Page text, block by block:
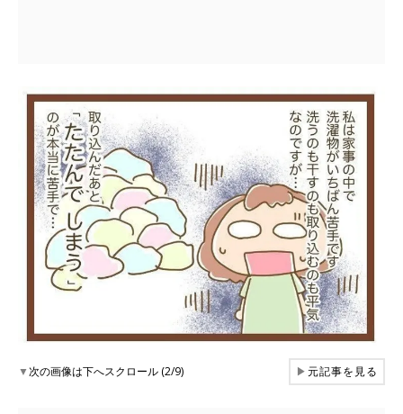
▼次の画像は下へスクロール (2/9) ▶元記事を見る